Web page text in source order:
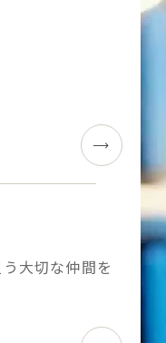
大切な仲間を